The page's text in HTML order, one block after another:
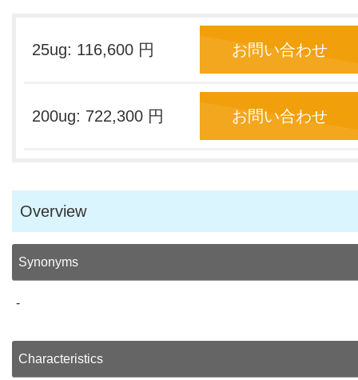
25ug: 116,600 円 お問い合わせ
200ug: 722,300 円 お問い合わせ
Overview
Synonyms
-
Characteristics